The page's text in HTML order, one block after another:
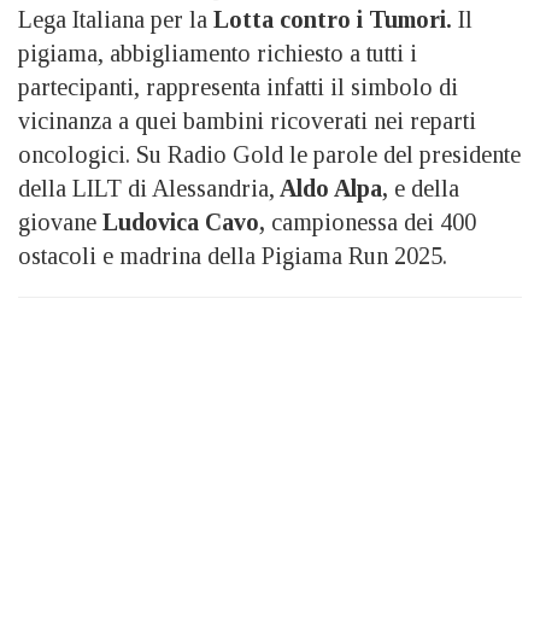
Lega Italiana per la Lotta contro i Tumori. Il
pigiama, abbigliamento richiesto a tutti i
partecipanti, rappresenta infatti il simbolo di
vicinanza a quei bambini ricoverati nei reparti
oncologici. Su Radio Gold le parole del presidente
della LILT di Alessandria, Aldo Alpa, e della
giovane Ludovica Cavo, campionessa dei 400
ostacoli e madrina della Pigiama Run 2025.